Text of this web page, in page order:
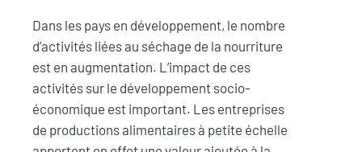
Dans les pays en développement, le nombre
d’activités liées au séchage de la nourriture
est en augmentation. L’impact de ces
activités sur le développement socio-
économique est important. Les entreprises
de productions alimentaires à petite échelle